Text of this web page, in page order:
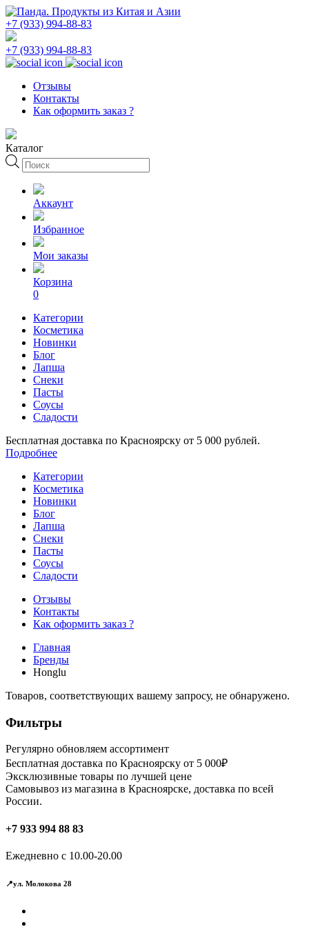
+7 (933) 994-88-83
+7 (933) 994-88-83
Отзывы
Контакты
Как оформить заказ ?
Каталог
Поиск
товаров
Аккаунт
Избранное
Мои заказы
Корзина
0
Категории
Косметика
Новинки
Блог
Лапша
Снеки
Пасты
Соусы
Сладости
Бесплатная доставка по Красноярску от 5 000 рублей.
Подробнее
Категории
Косметика
Новинки
Блог
Лапша
Снеки
Пасты
Соусы
Сладости
Отзывы
Контакты
Как оформить заказ ?
Главная
Бренды
Honglu
Товаров, соответствующих вашему запросу, не обнаружено.
Фильтры
Регулярно обновляем ассортимент
Бесплатная доставка по Красноярску от 5 000₽
Эксклюзивные товары по лучшей цене
Самовывоз из магазина в Красноярске, доставка по всей
России.
+7 933 994 88 83
Ежедневно с 10.00-20.00
📍ул. Молокова 28